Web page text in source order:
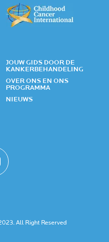
JOUW GIDS DOOR DE
KANKERBEHANDELING
OVER ONS EN ONS
PROGRAMMA
NIEUWS
All Right Reserved